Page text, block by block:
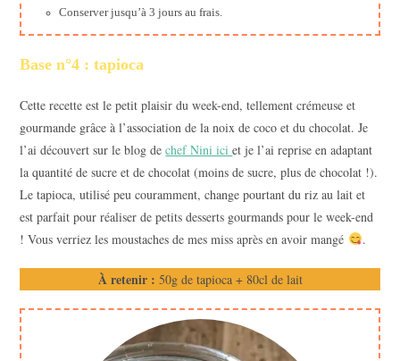
Conserver jusqu’à 3 jours au frais.
Base n°4 : tapioca
Cette recette est le petit plaisir du week-end, tellement crémeuse et
gourmande grâce à l’association de la noix de coco et du chocolat. Je
l’ai découvert sur le blog dechef Nini iciet je l’ai reprise en adaptant
la quantité de sucre et de chocolat (moins de sucre, plus de chocolat !).
Le tapioca, utilisé peu couramment, change pourtant du riz au lait et
est parfait pour réaliser de petits desserts gourmands pour le week-end
! Vous verriez les moustaches de mes miss après en avoir mangé
.
À retenir : 50g de tapioca + 80cl de lait